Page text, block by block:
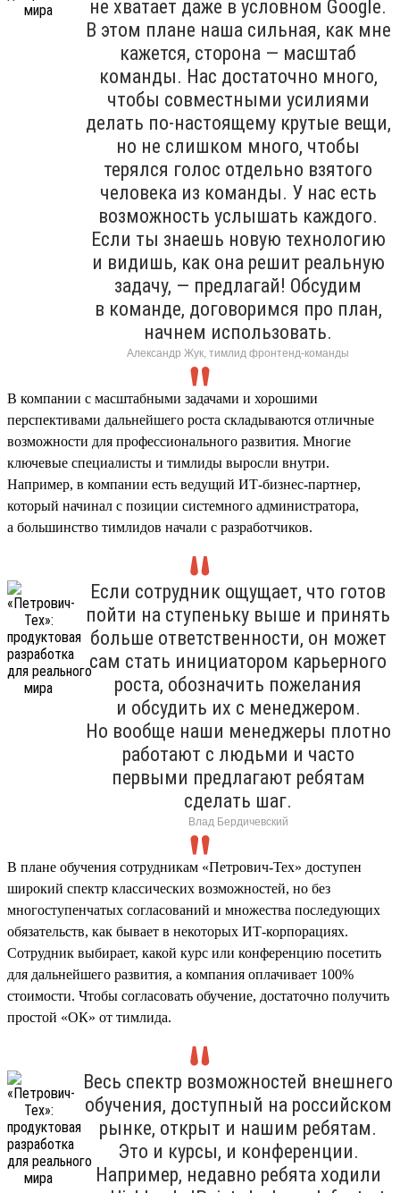
не хватает даже в условном Google.
В этом плане наша сильная, как мне
кажется, сторона — масштаб
команды. Нас достаточно много,
чтобы совместными усилиями
делать по-настоящему крутые вещи,
но не слишком много, чтобы
терялся голос отдельно взятого
человека из команды. У нас есть
возможность услышать каждого.
Если ты знаешь новую технологию
и видишь, как она решит реальную
задачу, — предлагай! Обсудим
в команде, договоримся про план,
начнем использовать.
Александр Жук, тимлид фронтенд-команды
В компании с масштабными задачами и хорошими
перспективами дальнейшего роста складываются отличные
возможности для профессионального развития. Многие
ключевые специалисты и тимлиды выросли внутри.
Например, в компании есть ведущий ИТ-бизнес-партнер,
который начинал с позиции системного администратора,
а большинство тимлидов начали с разработчиков.
Если сотрудник ощущает, что готов
пойти на ступеньку выше и принять
больше ответственности, он может
сам стать инициатором карьерного
роста, обозначить пожелания
и обсудить их с менеджером.
Но вообще наши менеджеры плотно
работают с людьми и часто
первыми предлагают ребятам
сделать шаг.
Влад Бердичевский
В плане обучения сотрудникам «Петрович-Тех» доступен
широкий спектр классических возможностей, но без
многоступенчатых согласований и множества последующих
обязательств, как бывает в некоторых ИТ-корпорациях.
Сотрудник выбирает, какой курс или конференцию посетить
для дальнейшего развития, а компания оплачивает 100%
стоимости. Чтобы согласовать обучение, достаточно получить
простой «ОК» от тимлида.
Весь спектр возможностей внешнего
обучения, доступный на российском
рынке, открыт и нашим ребятам.
Это и курсы, и конференции.
Например, недавно ребята ходили